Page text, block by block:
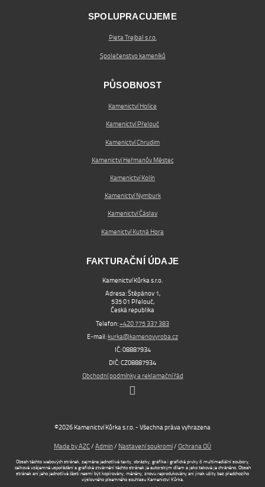
SPOLUPRACUJEME
Pieta Trejbal s.r.o.
Společenstvo kameníků
PŮSOBNOST
Kamenictví Holice
Kamenictví Přelouč
Kamenictví Chrudim
Kamenictví Heřmanův Městec
Kamenictví Kolín
Kamenictví Nymburk
Kamenictví Čáslav
Kamenictví Kutná Hora
FAKTURAČNÍ ÚDAJE
Kamenictví Kůrka s.r.o.
Adresa: Štěpánov 1,
535 01 Přelouč,
Česká republika
Telefon:+420 775 337 383
E-mail:kurka@kamenovyroba.cz
IČ: 08887934
DIČ: CZ08887934
Obchodní podmínky a reklamační řád
©2026 Kamenictví Kůrka s.r.o. - Všechna práva vyhrazena
Made by AZC/Admin/Nastavení soukromí/Ochrana OÚ
Obsah těchto webových stránek, zejména jednotlivé texty, obrázky, grafika i grafické prvky či multimediální soubory,
celkové vzájemné uspořádání a grafické ztvárnění těchto stránek je autorským dílem a jako takové je chráněno. Obsah
stránek ani jeho jednotlivé části nesmí být kopírovány, měněny, znovu reprodukovány ani jinak užity bez předchozího
výslovného písemného souhlasu Kamenictví Kůrka.